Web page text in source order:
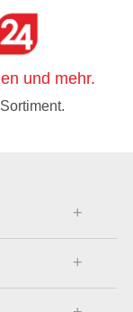
und mehr.